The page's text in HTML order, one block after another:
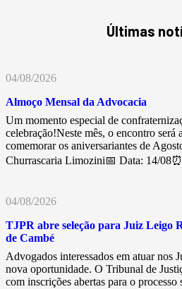
Últimas
04/08/2026
Almoço Mensal da Advocacia
Um momento especial de
celebração!Neste mês, o encontro será
comemorar os aniversariantes de
Churrascaria Limozini📅 Data: 14/
04/08/2026
TJPR abre seleção para Juiz Leigo
de Cambé
Advogados interessados em atuar nos
nova oportunidade. O Tribunal de
com inscrições abertas para o